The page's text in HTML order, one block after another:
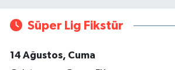
Süper Lig Fikstür
14 Ağustos, Cuma